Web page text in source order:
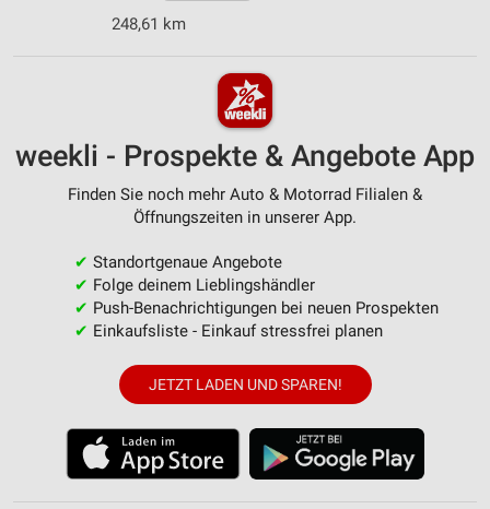
248,61 km
weekli - Prospekte & Angebote App
Finden Sie noch mehr Auto & Motorrad Filialen &
Öffnungszeiten in unserer App.
✔ Standortgenaue Angebote
✔ Folge deinem Lieblingshändler
✔ Push-Benachrichtigungen bei neuen Prospekten
✔ Einkaufsliste - Einkauf stressfrei planen
JETZT LADEN UND SPAREN!